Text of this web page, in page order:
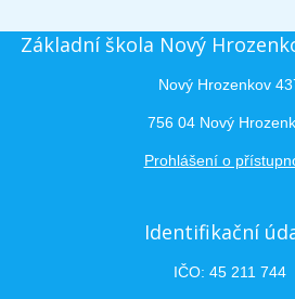
Základní škola Nový
Nový Hrozenkov
756 04 Nový
Prohlášení o
Identifikační
IČO: 45 211 744